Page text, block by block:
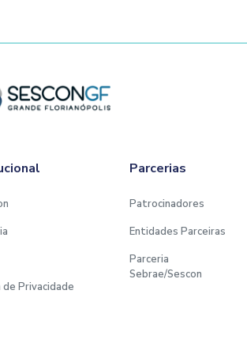
Privacidade
Parcerias
Patrocinadores
Entidades Parceiras
Parceria
Sebrae/Sescon